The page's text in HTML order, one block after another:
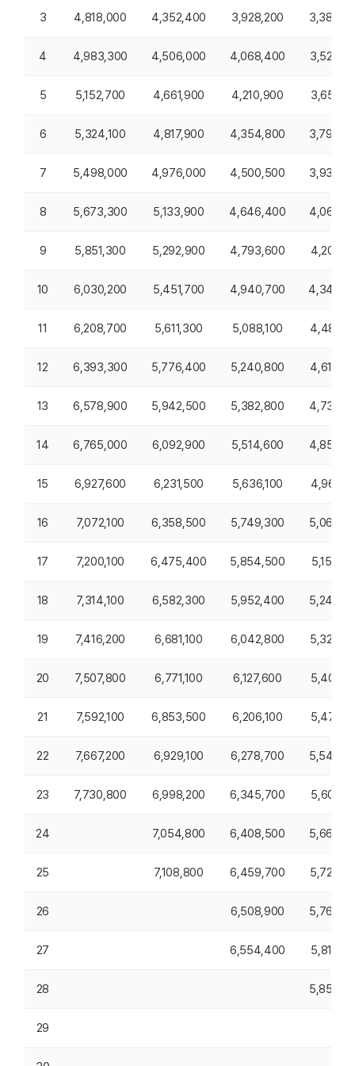
3 4,818,000 4,352,400 3,928,200
4 4,983,300 4,506,000 4,068,400
5 5,152,700 4,661,900 4,210,900
6 5,324,100 4,817,900 4,354,800
7 5,498,000 4,976,000 4,500,500
8 5,673,300 5,133,900 4,646,400
9 5,851,300 5,292,900 4,793,600
10 6,030,200 5,451,700 4,940,700
11 6,208,700 5,611,300 5,088,100
12 6,393,300 5,776,400 5,240,800
13 6,578,900 5,942,500 5,382,800
14 6,765,000 6,092,900 5,514,600
15 6,927,600 6,231,500 5,636,100
16 7,072,100 6,358,500 5,749,300
17 7,200,100 6,475,400 5,854,500
18 7,314,100 6,582,300 5,952,400
19 7,416,200 6,681,100 6,042,800
20 7,507,800 6,771,100 6,127,600
21 7,592,100 6,853,500 6,206,100
22 7,667,200 6,929,100 6,278,700
23 7,730,800 6,998,200 6,345,700
24 7,054,800 6,408,500
25 7,108,800 6,459,700
26 6,508,900
27 6,554,400
28
29